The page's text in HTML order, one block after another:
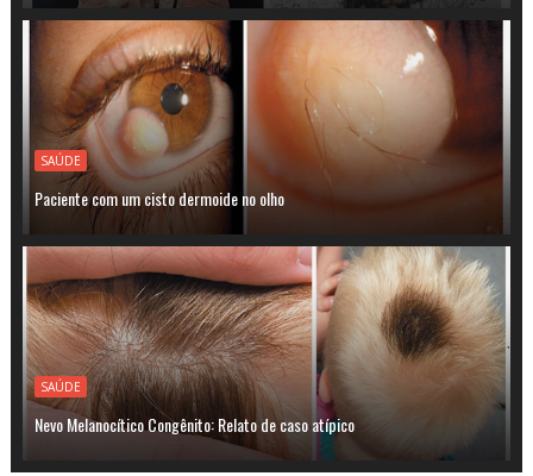
SAÚDE
Paciente com um cisto dermoide no olho
SAÚDE
Nevo Melanocítico Congênito: Relato de caso atípico